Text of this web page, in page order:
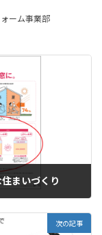
ォーム事業部
まいづくり
次の記事